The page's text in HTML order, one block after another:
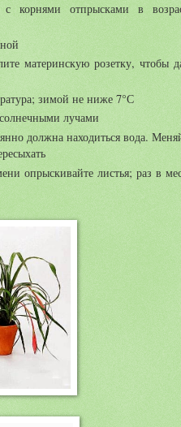
корнями отпрысками в
материнскую розетку, чтобы
зимой не ниже 7°С
лучами
должна находиться вода.
опрыскивайте листья; раз в